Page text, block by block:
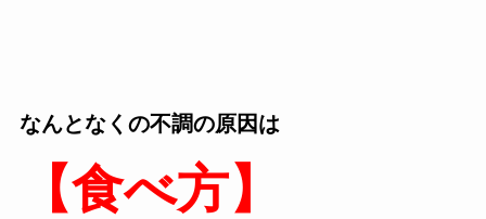
なんとなくの不調の原因は
【食べ方】